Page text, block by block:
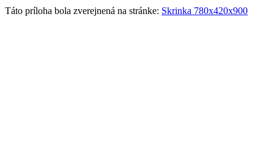
Táto príloha bola zverejnená na stránke: Skrinka 780x420x900